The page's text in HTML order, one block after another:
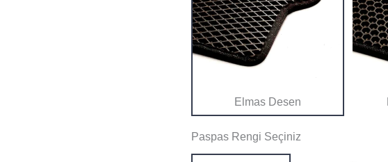
Elmas Desen
Paspas Rengi Seçiniz